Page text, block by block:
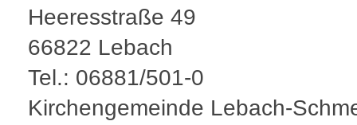
Heeresstraße 49
66822 Lebach
Tel.: 06881/501-0
Kirchengemeinde Lebach-